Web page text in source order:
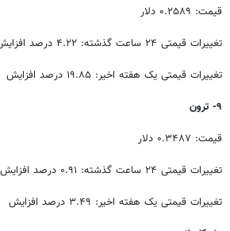
قیمت: ۰.۲۵۸۹ دلار
تغییرات قیمتی ۲۴ ساعت گذشته: ۴.۲۲ درصد افزایش
تغییرات قیمتی یک هفته اخیر: ۱۹.۸۵ درصد افزایش
۹- ترون
قیمت: ۰.۳۴۸۷ دلار
تغییرات قیمتی ۲۴ ساعت گذشته: ۰.۹۱ درصد افزایش
تغییرات قیمتی یک هفته اخیر: ۳.۴۹ درصد افزایش